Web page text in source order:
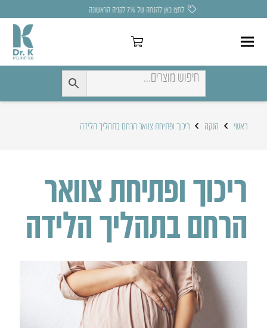
לחצו כאן להנחה של 7% לקניה הראשונה
ראשי הנקה ריכוך ופתיחת צוואר הרחם בתהליך הלידה
ריכוך ופתיחת צוואר
הרחם בתהליך הלידה